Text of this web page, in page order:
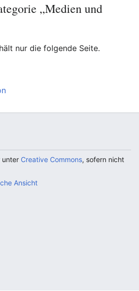
„Medien und
nur die folgende Seite.
unter Creative Commons, sofern nicht
Ansicht